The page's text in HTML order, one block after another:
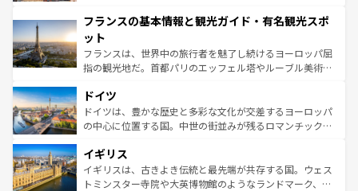
ませてくれるイタリアで、忘れられない旅をしてみよう！
なお、新着のイタリア情報は
しい。
文化が根付くこの国では、情熱的なフラメンコ、熱気あふ
れる闘牛、そして美味しいタパスが生活の一部となってい
る。首都マドリードの洗練された雰囲気や、バルセロナの
アートに溢れた街角から、地方では古代ローマ遺跡や中世
せる。地方によって風土や気候が異なるスペインはその個
性で訪れる人を魅了する。 なお、新着のスペイン情報は コ
ンテンツ一覧を参照してほしい。
フランスの基本情報と観光ガイド・有名観光スポ
ット
フランスは、世界中の旅行者を魅了し続けるヨーロッパ屈
指の観光地だ。首都パリのエッフェル塔やルーブル美術館
で、幅広い魅力が詰まっている。華麗な宮殿、歴史的な大
聖堂、美しいビーチ、そして豊かな自然が、訪れる者を心
から魅了する。また、フランスは美食の国としても知ら
いる。シャンパンの発祥地であるランス、プロヴァンスの
香り高いラベンダー畑など、多彩な楽しみ方が可能だ。さ
らに、パリ以外の地域にも魅力が溢れており、どの街角に
ドイツ
ドイツは、豊かな歴史と多彩な文化が交差するヨーロッパ
の中心に位置する国。中世の街並みが残るロマンチック街
顔を持つこの国は、どこを歩いても飽きることがない。ベ
ルリンの文化的活気、バイエルン州のアルプスの絶景、そ
してライン川沿いのワイン畑といった風景は必見。ビール
イギリス
イギリスは、古きよき伝統と最先端が共存する国。ウェス
トミンスター寺院や大英博物館のようなランドマーク、歴